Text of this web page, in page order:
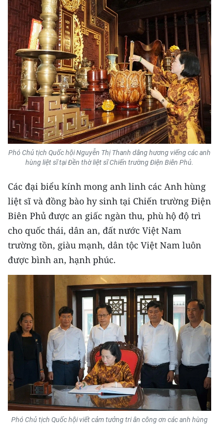
CHUYÊN ĐỀ
CÁC CHUYÊN TRANG
VỀ BÁO NHÂN DÂN
THỜI NAY
NHÂN DÂN CUỐI TUẦN
NHÂN DÂN HẰNG THÁNG
ĐỌC BÁO IN
ENGLISH
中文
FRANÇAIS
ESPAÑOL
한국어
Phó Chủ tịch Quốc hội Nguyễn Thị Thanh dâng hương viếng các anh
hùng liệt sĩ tại Đền thờ liệt sĩ Chiến trường Điện Biên Phủ.
Các đại biểu kính mong anh linh các Anh hùng
liệt sĩ và đồng bào hy sinh tại Chiến trường Điện
Biên Phủ được an giấc ngàn thu, phù hộ độ trì
cho quốc thái, dân an, đất nước Việt Nam
trường tồn, giàu mạnh, dân tộc Việt Nam luôn
được bình an, hạnh phúc.
Phó Chủ tịch Quốc hội viết cảm tưởng tri ân công ơn các anh hùng